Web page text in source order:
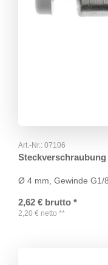
Art.-Nr.: 07106
Steckverschraubung
Ø 4 mm, Gewinde G1/8
2,62 € brutto *
2,20 € netto **